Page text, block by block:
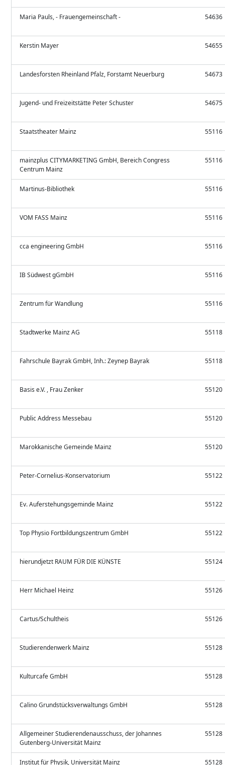
Maria Pauls, - Frauengemeinschaft - 54636
Kerstin Mayer 54655
Landesforsten Rheinland Pfalz, Forstamt Neuerburg 54673
Jugend- und Freizeitstätte Peter Schuster 54675
Staatstheater Mainz 55116
mainzplus CITYMARKETING GmbH, Bereich Congress
Centrum Mainz
55116
Martinus-Bibliothek 55116
VOM FASS Mainz 55116
cca engineering GmbH 55116
IB Südwest gGmbH 55116
Zentrum für Wandlung 55116
Stadtwerke Mainz AG 55118
Fahrschule Bayrak GmbH, Inh.: Zeynep Bayrak 55118
Basis e.V. , Frau Zenker 55120
Public Address Messebau 55120
Marokkanische Gemeinde Mainz 55120
Peter-Cornelius-Konservatorium 55122
Ev. Auferstehungsgeminde Mainz 55122
Top Physio Fortbildungszentrum GmbH 55122
hierundjetzt RAUM FÜR DIE KÜNSTE 55124
Herr Michael Heinz 55126
Cartus/Schultheis 55126
Studierendenwerk Mainz 55128
Kulturcafe GmbH 55128
Calino Grundstücksverwaltungs GmbH 55128
Allgemeiner Studierendenausschuss, der Johannes
Gutenberg-Universität Mainz
55128
Institut für Physik, Universität Mainz 55128